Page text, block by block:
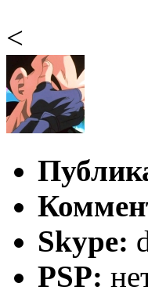
<
Skype:
PSP: